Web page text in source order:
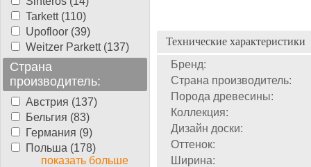
Tarkett (110)
Upofloor (39)
Weitzer Parkett (137)
Страна
производитель:
Австрия (137)
Бельгия (83)
Германия (9)
Польша (178)
показать больше
Технические характеристики
Бренд:
Страна производитель:
Порода древесины:
Коллекция:
Дизайн доски:
Оттенок:
Ширина: